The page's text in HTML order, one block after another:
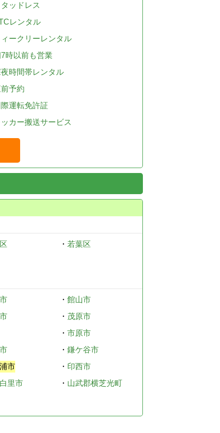
ッドレス
レンタル
ークリーレンタル
時以前も営業
時間帯レンタル
予約
運転免許証
カー搬送サービス
・ 若葉区
・ 館山市
・ 茂原市
・ 市原市
・ 鎌ケ谷市
市
・ 印西市
里市
・ 山武郡横芝光町